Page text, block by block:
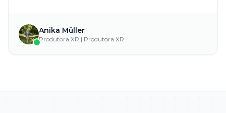
Anika Müller
Produtora XR | Produtora XR